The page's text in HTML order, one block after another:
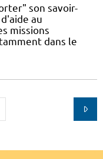
son savoir-
au
missions
dans le